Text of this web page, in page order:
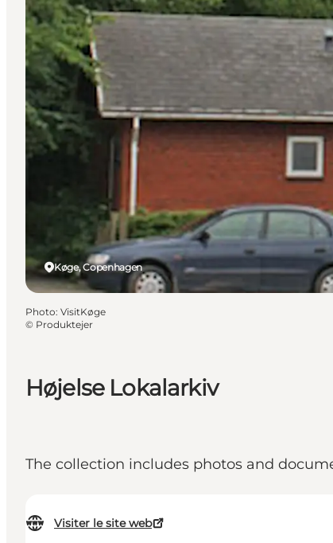
Højelse Lokalarkiv
The collection includes photos and
Visiter le site web
Køge, Copenhagen
Photo: VisitKøge
© Produktejer